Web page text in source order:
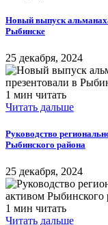
Новый выпуск
Рыбинске
25 декабря, 2024
1 мин читать
Читать дальше
Руководство
Рыбинского района
25 декабря, 2024
1 мин читать
Читать дальше